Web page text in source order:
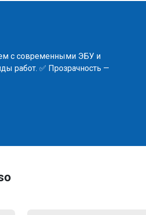
с современными ЭБУ и
работ. ✅ Прозрачность —